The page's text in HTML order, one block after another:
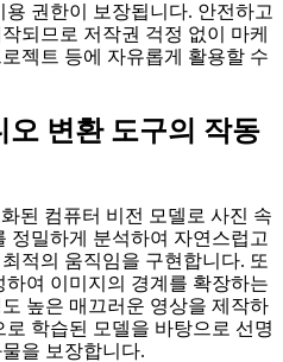
권한이 보장됩니다. 안전하고
되므로 저작권 걱정 없이 마케
젝트 등에 자유롭게 활용할 수
변환 도구의 작동
된 컴퓨터 비전 모델로 사진 속
정밀하게 분석하여 자연스럽고
적의 움직임을 구현합니다. 또
여 이미지의 경계를 확장하는
높은 매끄러운 영상을 제작하
학습된 모델을 바탕으로 선명
을 보장합니다.